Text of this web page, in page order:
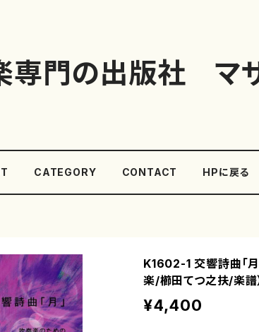
専門の出版社 マ
CATEGORY CONTACT HPに戻る
K1602-1 交響詩曲「月
楽/櫛田てつ之扶/楽譜
¥4,400